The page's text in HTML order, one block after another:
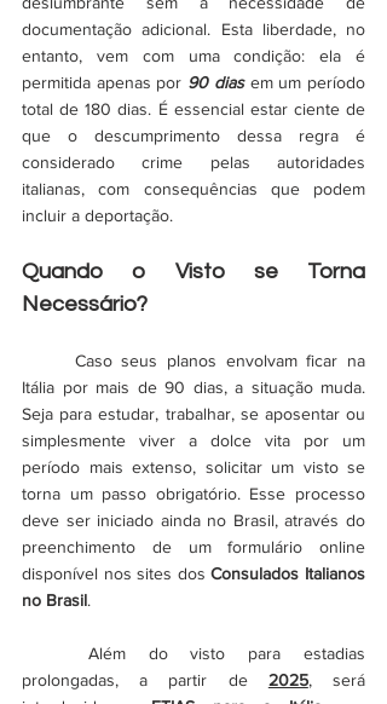
documentação adicional. Esta liberdade, no
entanto, vem com uma condição: ela é
permitida apenas por 90 dias em um período
total de 180 dias. É essencial estar ciente de
que o descumprimento dessa regra é
considerado crime pelas autoridades
italianas, com consequências que podem
incluir a deportação.
Quando o Visto se Torna
Necessário?
Itália por mais de 90 dias, a situação muda.
Seja para estudar, trabalhar, se aposentar ou
simplesmente viver a dolce vita por um
período mais extenso, solicitar um visto se
torna um passo obrigatório. Esse processo
deve ser iniciado ainda no Brasil, através do
preenchimento de um formulário online
disponível nos sites dos Consulados Italianos
no Brasil.
prolongadas, a partir de 2025, será